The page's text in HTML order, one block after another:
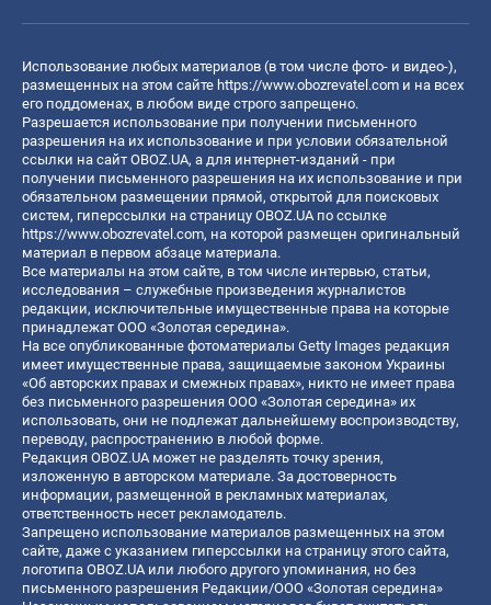
Использование любых материалов (в том числе фото- и видео-),
размещенных на этом сайте https://www.obozrevatel.com и на всех
его поддоменах, в любом виде строго запрещено.
Разрешается использование при получении письменного
разрешения на их использование и при условии обязательной
ссылки на сайт OBOZ.UA, а для интернет-изданий - при
получении письменного разрешения на их использование и при
обязательном размещении прямой, открытой для поисковых
систем, гиперссылки на страницу OBOZ.UA по ссылке
https://www.obozrevatel.com, на которой размещен оригинальный
материал в первом абзаце материала.
Все материалы на этом сайте, в том числе интервью, статьи,
исследования – служебные произведения журналистов
редакции, исключительные имущественные права на которые
принадлежат ООО «Золотая середина».
На все опубликованные фотоматериалы Getty Images редакция
имеет имущественные права, защищаемые законом Украины
«Об авторских правах и смежных правах», никто не имеет права
без письменного разрешения ООО «Золотая середина» их
использовать, они не подлежат дальнейшему воспроизводству,
переводу, распространению в любой форме.
Редакция OBOZ.UA может не разделять точку зрения,
изложенную в авторском материале. За достоверность
информации, размещенной в рекламных материалах,
ответственность несет рекламодатель.
Запрещено использование материалов размещенных на этом
сайте, даже с указанием гиперссылки на страницу этого сайта,
логотипа OBOZ.UA или любого другого упоминания, но без
письменного разрешения Редакции/ООО «Золотая середина»